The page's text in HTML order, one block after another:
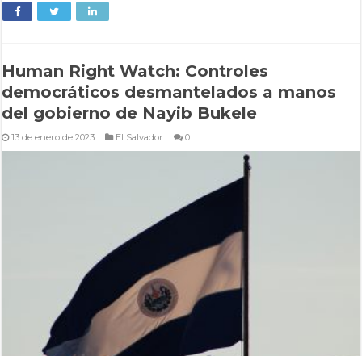
Human Right Watch: Controles
democráticos desmantelados a manos
del gobierno de Nayib Bukele
13 de enero de 2023 El Salvador 0